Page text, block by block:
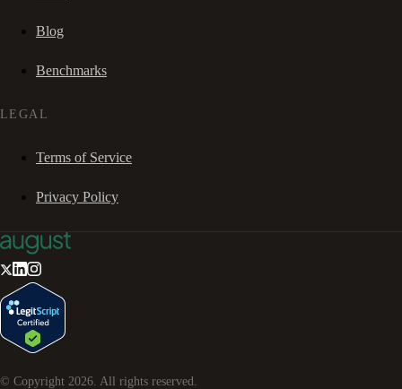
Blog
Benchmarks
LEGAL
Terms of Service
Privacy Policy
© Copyright 2026 . All rights reserved.